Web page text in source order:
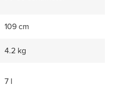
109 cm
4.2 kg
7 l